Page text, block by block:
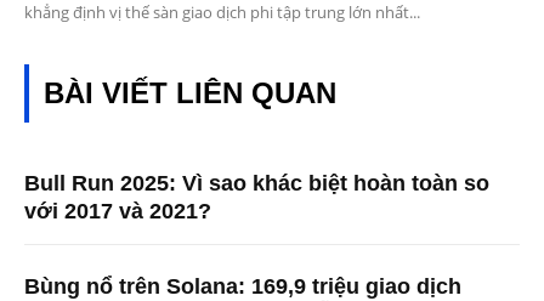
khẳng định vị thế sàn giao dịch phi tập trung lớn nhất...
BÀI VIẾT LIÊN QUAN
Bull Run 2025: Vì sao khác biệt hoàn toàn so
với 2017 và 2021?
Bùng nổ trên Solana: 169,9 triệu giao dịch